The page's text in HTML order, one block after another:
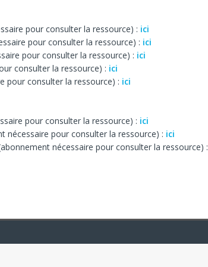
pour consulter la ressource) : ici
pour consulter la ressource) : ici
pour consulter la ressource) : ici
consulter la ressource) : ici
pour consulter la ressource) : ici
pour consulter la ressource) : ici
nécessaire pour consulter la ressource) : ici
nécessaire pour consulter la ressource) :